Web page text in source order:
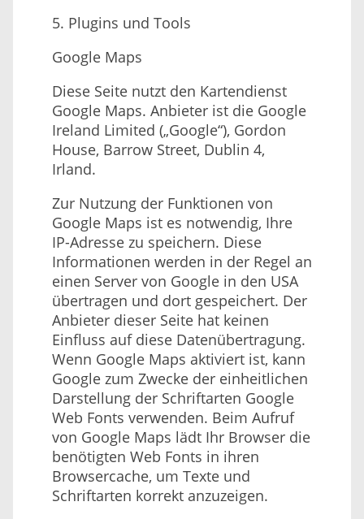
5. Plugins und Tools
Google Maps
Diese Seite nutzt den Kartendienst
Google Maps. Anbieter ist die Google
Ireland Limited („Google“), Gordon
House, Barrow Street, Dublin 4,
Irland.
Zur Nutzung der Funktionen von
Google Maps ist es notwendig, Ihre
IP-Adresse zu speichern. Diese
Informationen werden in der Regel an
einen Server von Google in den USA
übertragen und dort gespeichert. Der
Anbieter dieser Seite hat keinen
Einfluss auf diese Datenübertragung.
Wenn Google Maps aktiviert ist, kann
Google zum Zwecke der einheitlichen
Darstellung der Schriftarten Google
Web Fonts verwenden. Beim Aufruf
von Google Maps lädt Ihr Browser die
benötigten Web Fonts in ihren
Browsercache, um Texte und
Schriftarten korrekt anzuzeigen.